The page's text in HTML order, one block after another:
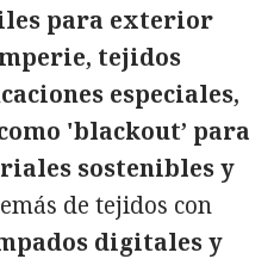
para exterior
tejidos
especiales,
'blackout’ para
sostenibles y
de tejidos con
digitales y